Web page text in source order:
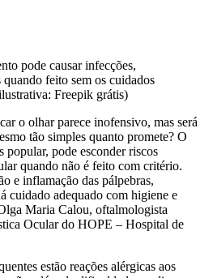
pode causar infecções,
feito sem os cuidados
Freepik grátis)
o olhar parece inofensivo, mas será
tão simples quanto promete? O
popular, pode esconder riscos
quando não é feito com critério.
e inflamação das pálpebras,
cuidado adequado com higiene e
Maria Calou, oftalmologista
Ocular do HOPE – Hospital de
estão reações alérgicas aos